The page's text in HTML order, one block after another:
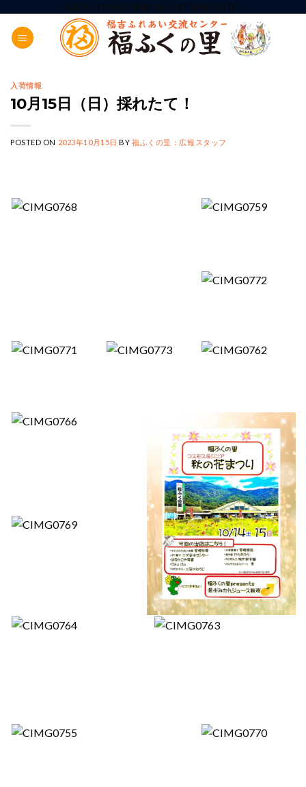
content
ADD ANYTHING HERE OR JUST REMOVE IT...
入荷情報
10月15日（日）採れたて！
POSTED ON 2023年10月15日 BY福ふくの里：広報スタッフ